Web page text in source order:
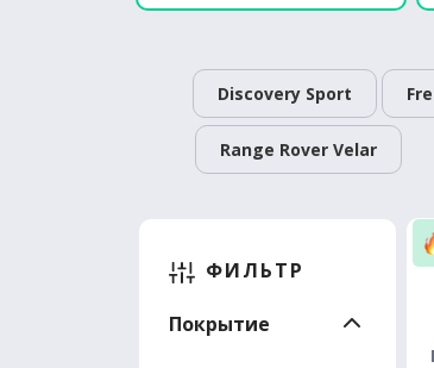
Discovery Sport
Range Rover Velar
ФИЛЬТР
Покрытие